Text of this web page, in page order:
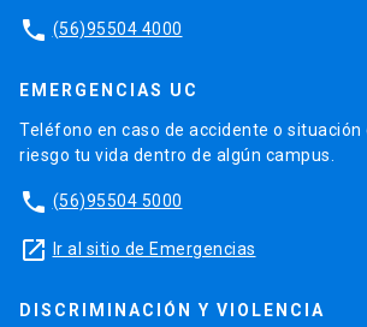
phone (56)95504 4000
EMERGENCIAS UC
Teléfono en caso de accidente o situación
riesgo tu vida dentro de algún campus.
phone (56)95504 5000
launch Ir al sitio de Emergencias
DISCRIMINACIÓN Y VIOLENCIA